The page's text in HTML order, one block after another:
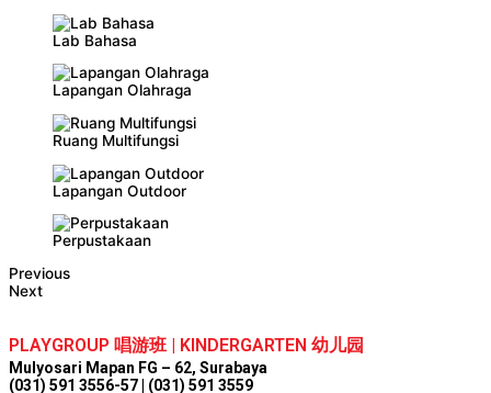
Lab Bahasa
Lapangan Olahraga
Ruang Multifungsi
Lapangan Outdoor
Perpustakaan
Previous
Next
PLAYGROUP 唱游班 | KINDERGARTEN 幼儿园
Mulyosari Mapan FG – 62, Surabaya
(031) 591 3556-57 | (031) 591 3559